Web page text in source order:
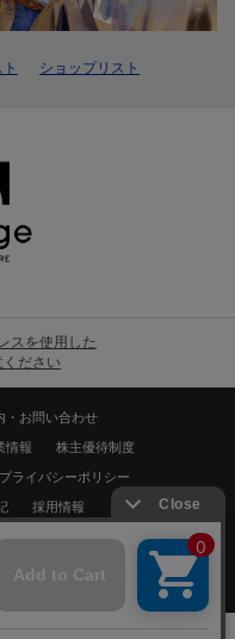
ショップリスト
スを使用した
ださい
・お問い合わせ
情報 株主優待制度
プライバシーポリシー
採用情報
rights reserved.
｜PC